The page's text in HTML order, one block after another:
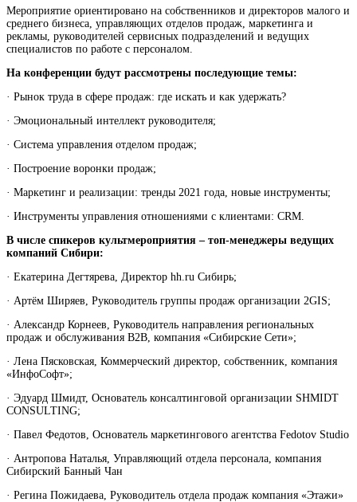
Мероприятие ориентировано на собственников и директоров малого и
среднего бизнеса, управляющих отделов продаж, маркетинга и
рекламы, руководителей сервисных подразделений и ведущих
специалистов по работе с персоналом.
На конференции будут рассмотрены последующие темы:
· Рынок труда в сфере продаж: где искать и как удержать?
· Эмоциональный интеллект руководителя;
· Система управления отделом продаж;
· Построение воронки продаж;
· Маркетинг и реализации: тренды 2021 года, новые инструменты;
· Инструменты управления отношениями с клиентами: CRM.
В числе спикеров культмероприятия – топ-менеджеры ведущих
компаний Сибири:
· Екатерина Дегтярева, Директор hh.ru Сибирь;
· Артём Ширяев, Руководитель группы продаж организации 2GIS;
· Александр Корнеев, Руководитель направления региональных
продаж и обслуживания В2В, компания «Сибирские Сети»;
· Лена Пясковская, Коммерческий директор, собственник, компания
«ИнфоСофт»;
· Эдуард Шмидт, Основатель консалтинговой организации SHMIDT
CONSULTING;
· Павел Федотов, Основатель маркетингового агентства Fedotov Studio
· Антропова Наталья, Управляющий отдела персонала, компания
Сибирский Банный Чан
· Регина Пожидаева, Руководитель отдела продаж компания «Этажи»